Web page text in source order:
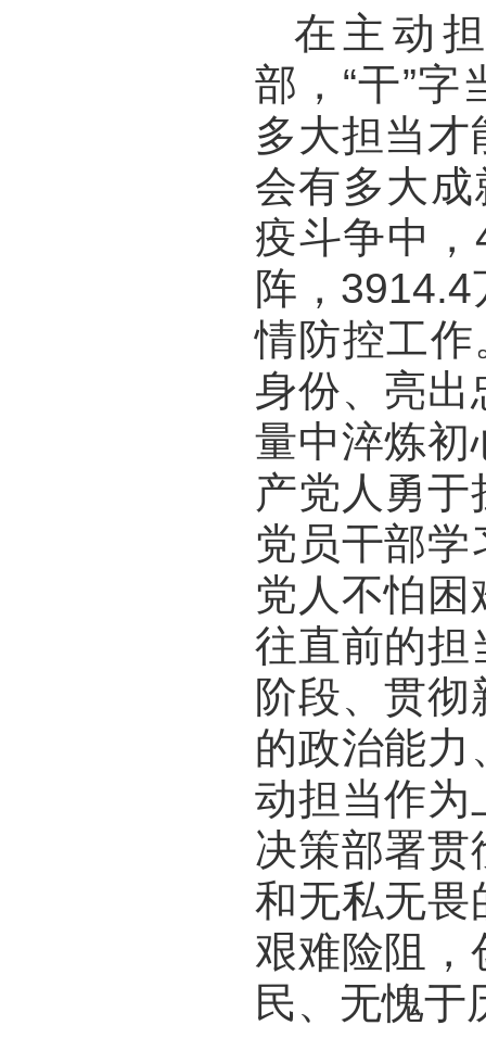
在主动
部，“干”
多大担当
会有多大成
疫斗争中
阵，
情防控工作
身份、亮出
量中淬炼初
产党人勇
党员干部
党人不怕
往直前的担
阶段、贯
的政治能力
动担当作为
决策部署贯
和无私无畏
艰难险阻，
民、无愧于